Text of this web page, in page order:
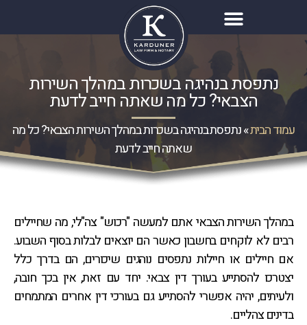
נתפסת בנהיגה בשכרות במהלך השירות
הצבאי? כל מה שאתה חייב לדעת
עמוד הבית»נתפסת בנהיגה בשכרות במהלך השירות הצבאי? כל מה
שאתה חייב לדעת
במהלך השירות הצבאי אתם למעשה "רכוש" צה"לי, מה שחיילים
רבים לא לוקחים בחשבון כאשר הם יוצאים לבלות בסוף השבוע.
אם חיילים או חיילות נתפסים נוהגים שיכורים, הם בדרך כלל
יצטרכו להסתייע בעורך דין צבאי. יחד עם זאת, אין בכך חובה,
ולעיתים, יהיה אפשרי להסתייע גם בעורכי דין אחרים המתמחים
בדינים צהליים.